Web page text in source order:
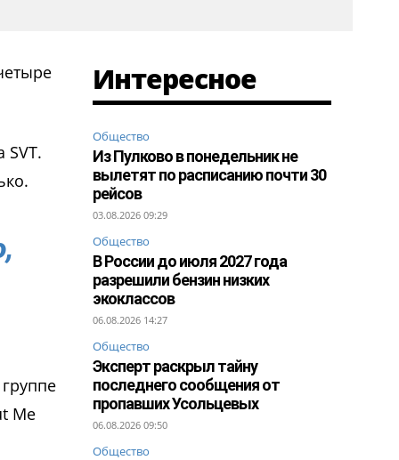
Me
Интересное
Общество
Из Пулково в понедельник не
вылетят по расписанию почти 30
рейсов
03.08.2026 09:29
Общество
В России до июля 2027 года
разрешили бензин низких
экоклассов
06.08.2026 14:27
Общество
Эксперт раскрыл тайну
последнего сообщения от
пропавших Усольцевых
06.08.2026 09:50
Общество